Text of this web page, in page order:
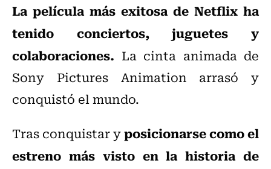
La película más exitosa de Netflix ha
tenido conciertos, juguetes y
colaboraciones. La cinta animada de
Sony Pictures Animation arrasó y
conquistó el mundo.
Tras conquistar yposicionarse como el
estreno más visto en la historia de